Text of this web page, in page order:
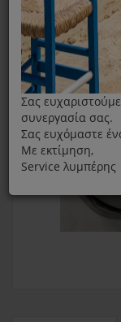
Σας
συνεργασία σας.
Σας ευχόμαστε
Με εκτίμηση,
Service λυμπέρης